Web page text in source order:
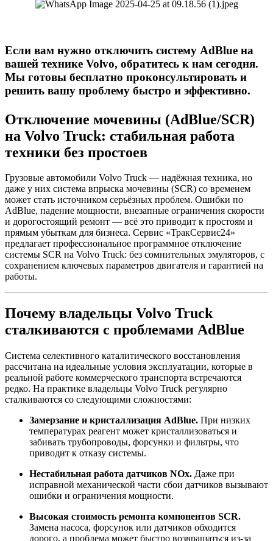
Если вам нужно отключить систему AdBlue на
вашей технике Volvo, обратитесь к нам сегодня.
Мы готовы бесплатно проконсультировать и
решить вашу проблему быстро и эффективно.
Отключение мочевины (AdBlue/SCR)
на Volvo Truck: стабильная работа
техники без простоев
Грузовые автомобили Volvo Truck — надёжная техника, но
даже у них система впрыска мочевины (SCR) со временем
может стать источником серьёзных проблем. Ошибки по
AdBlue, падение мощности, внезапные ограничения скорости
и дорогостоящий ремонт — всё это приводит к простоям и
прямым убыткам для бизнеса. Сервис «ТракСервис24»
предлагает профессиональное программное отключение
системы SCR на Volvo Truck: без сомнительных эмуляторов, с
сохранением ключевых параметров двигателя и гарантией на
работы.
Почему владельцы Volvo Truck
сталкиваются с проблемами AdBlue
Система селективного каталитического восстановления
рассчитана на идеальные условия эксплуатации, которые в
реальной работе коммерческого транспорта встречаются
редко. На практике владельцы Volvo Truck регулярно
сталкиваются со следующими сложностями:
Замерзание и кристаллизация AdBlue. При низких
температурах реагент может кристаллизоваться и
забивать трубопроводы, форсунки и фильтры, что
приводит к отказу системы.
Нестабильная работа датчиков NOx. Даже при
исправной механической части сбои датчиков вызывают
ошибки и ограничения мощности.
Высокая стоимость ремонта компонентов SCR.
Замена насоса, форсунок или датчиков обходится
дорого, а проблема может быстро возвращаться из‑за